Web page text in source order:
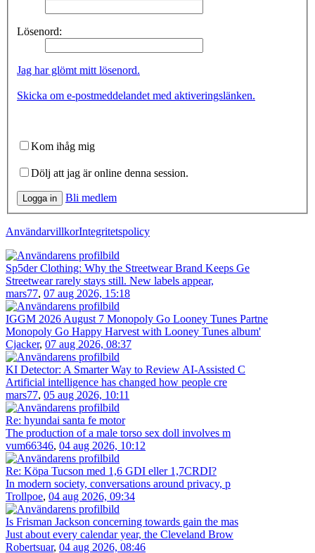
Lösenord:
Jag har glömt mitt lösenord.
Skicka om e-postmeddelandet med aktiveringslänken.
Kom ihåg mig
Dölj att jag är online denna session.
Logga in Bli medlem
AnvändarvillkorIntegritetspolicy
Sp5der Clothing: Why the Streetwear Brand Keeps Ge
Streetwear rarely stays still. New labels appear,
mars77, 07 aug 2026, 15:18
IGGM 2026 August 7 Monopoly Go Looney Tunes Partne
Monopoly Go Happy Harvest with Looney Tunes album'
Cjacker, 07 aug 2026, 08:37
KI Detector: A Smarter Way to Review AI-Assisted C
Artificial intelligence has changed how people cre
mars77, 05 aug 2026, 10:11
Re: hyundai santa fe motor
The production of a male torso sex doll involves m
vum66346, 04 aug 2026, 10:12
Re: Köpa Tucson med 1,6 GDI eller 1,7CRDI?
In modern society, conversations around privacy, p
Trollpoe, 04 aug 2026, 09:34
Is Frisman Jackson concerning towards gain the mas
Just about every calendar year, the Cleveland Brow
Robertsuar, 04 aug 2026, 08:46